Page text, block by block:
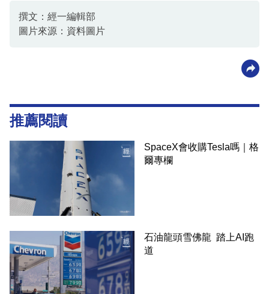
撰文：經一編輯部
圖片來源：資料圖片
推薦閱讀
SpaceX會收購Tesla嗎｜格
爾專欄
石油龍頭雪佛龍 踏上AI跑
道